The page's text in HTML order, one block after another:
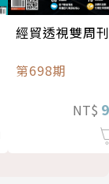
經貿透視雙周刊
第698期
NT$